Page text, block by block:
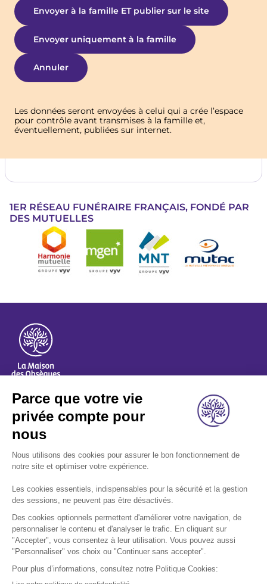
Les données seront envoyées à celui qui a crée l’espace
pour contrôle avant transmises à la famille et,
éventuellement, publiées sur internet.
1ER RÉSEAU FUNÉRAIRE FRANÇAIS, FONDÉ PAR
DES MUTUELLES
Image
A propos
Nos métiers
Les indispensables
Nous rejoindre
Nous contacter
Retrouvez-nous sur les réseaux sociaux: